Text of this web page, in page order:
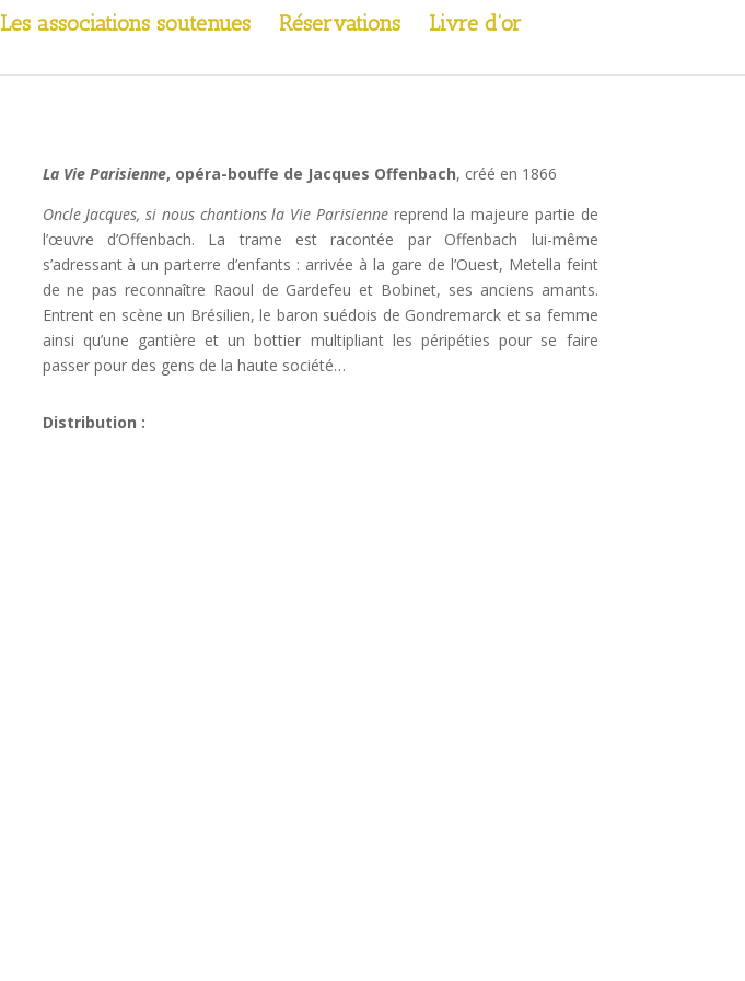
Les associations soutenues Réservations Livre d’or
La Vie Parisienne, opéra-bouffe de Jacques Offenbach, créé en 1866
Oncle Jacques, si nous chantions la Vie Parisienne reprend la majeure partie de
l’œuvre d’Offenbach. La trame est racontée par Offenbach lui-même
s’adressant à un parterre d’enfants : arrivée à la gare de l’Ouest, Metella feint
de ne pas reconnaître Raoul de Gardefeu et Bobinet, ses anciens amants.
Entrent en scène un Brésilien, le baron suédois de Gondremarck et sa femme
ainsi qu’une gantière et un bottier multipliant les péripéties pour se faire
passer pour des gens de la haute société…
Distribution :